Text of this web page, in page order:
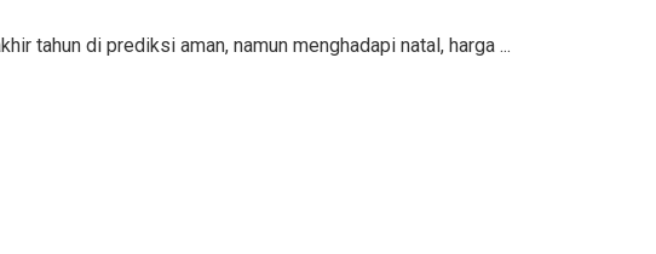
tahun di prediksi aman, namun menghadapi natal, harga ...